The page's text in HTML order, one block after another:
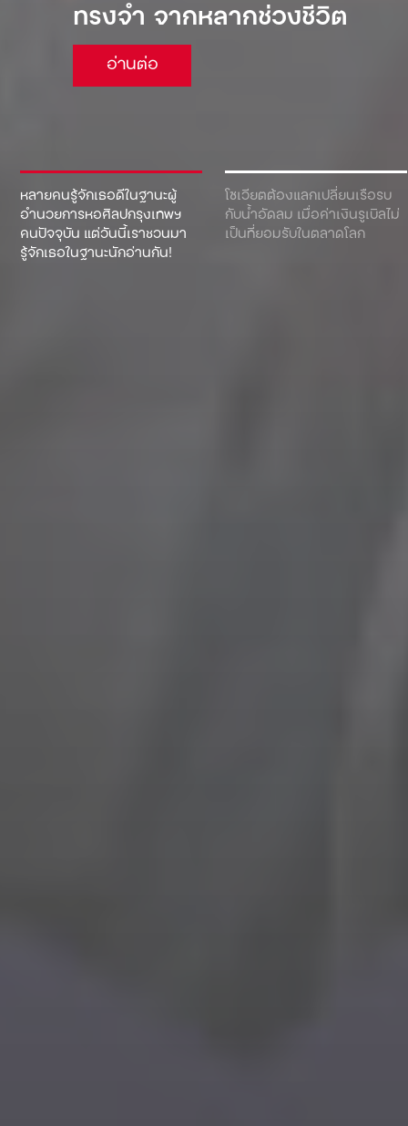
หลายคนรู้จักเธอดีในฐานะผู้
อำนวยการหอศิลปกรุงเทพฯ
คนปัจจุบัน แต่วันนี้เราชวนมา
รู้จักเธอในฐานะนักอ่านกัน!
โซเวียตต้องแลกเปลี่ยนเรือรบ
กับน้ำอัดลม เมื่อค่าเงินรูเบิลไม่
เป็นที่ยอมรับในตลาดโลก
ทรงจำ จากหลากช่วงชีวิต
อ่านต่อ